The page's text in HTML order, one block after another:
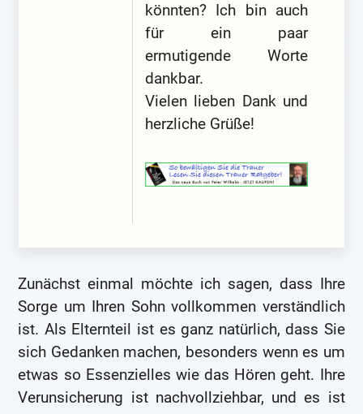
könnten? Ich bin auch
für ein paar
ermutigende Worte
dankbar.
Vielen lieben Dank und
herzliche Grüße!
Zunächst einmal möchte ich sagen, dass Ihre
Sorge um Ihren Sohn vollkommen verständlich
ist. Als Elternteil ist es ganz natürlich, dass Sie
sich Gedanken machen, besonders wenn es um
etwas so Essenzielles wie das Hören geht. Ihre
Verunsicherung ist nachvollziehbar, und es ist